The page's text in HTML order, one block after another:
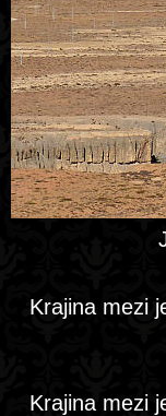
Krajina mezi
Krajina mezi